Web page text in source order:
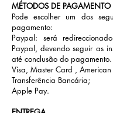
MÉTODOS DE PAGAMENTO
Pode escolher um dos
pagamento:
Paypal: será
Paypal, devendo seguir as
até conclusão do pagamento.
Visa, Master Card , American
Transferência Bancária;
Apple Pay.